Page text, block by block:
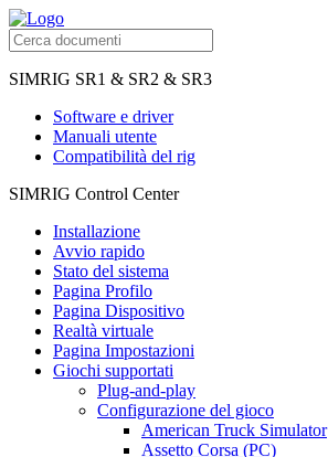
SIMRIG SR1 & SR2 & SR3
Software e driver
Manuali utente
Compatibilità del rig
SIMRIG Control Center
Installazione
Avvio rapido
Stato del sistema
Pagina Profilo
Pagina Dispositivo
Realtà virtuale
Pagina Impostazioni
Giochi supportati
Plug-and-play
Configurazione del gioco
American Truck Simulator
Assetto Corsa (PC)